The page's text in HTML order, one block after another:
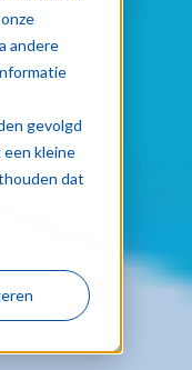
andere
gevolgd
een kleine
dat